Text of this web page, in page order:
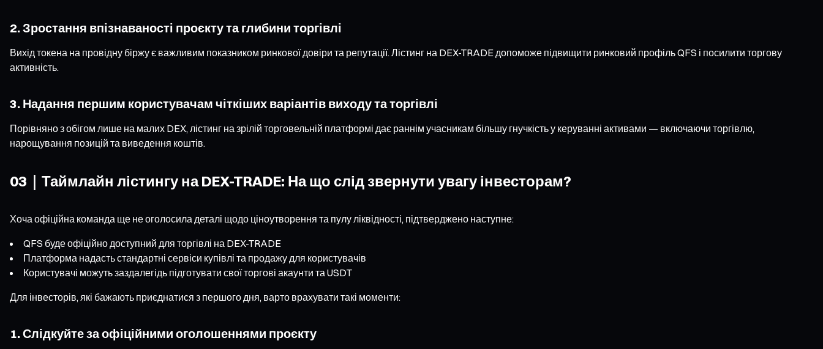
2. Зростання впізнаваності проєкту та глибини торгівлі
Вихід токена на провідну біржу є важливим показником ринкової довіри та репутації. Лістинг на DEX-TRADE допоможе підвищити ринковий профіль QFS і посилити торгову
активність.
3. Надання першим користувачам чіткіших варіантів виходу та торгівлі
Порівняно з обігом лише на малих DEX, лістинг на зрілій торговельній платформі дає раннім учасникам більшу гнучкість у керуванні активами — включаючи торгівлю,
нарощування позицій та виведення коштів.
03｜Таймлайн лістингу на DEX-TRADE: На що слід звернути увагу інвесторам?
Хоча офіційна команда ще не оголосила деталі щодо ціноутворення та пулу ліквідності, підтверджено наступне:
QFS буде офіційно доступний для торгівлі на DEX-TRADE
Платформа надасть стандартні сервіси купівлі та продажу для користувачів
Користувачі можуть заздалегідь підготувати свої торгові акаунти та USDT
Для інвесторів, які бажають приєднатися з першого дня, варто врахувати такі моменти:
1. Слідкуйте за офіційними оголошеннями проєкту